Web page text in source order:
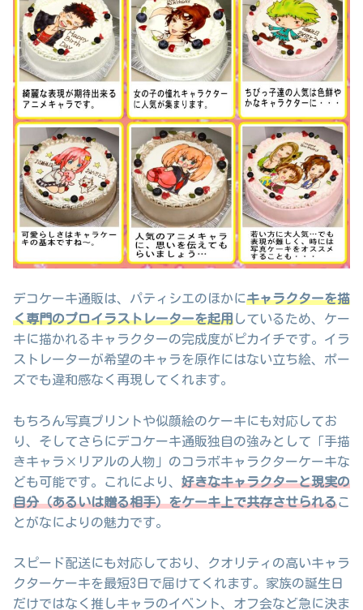
デコケーキ通販は、パティシエのほかにキャラクターを描
く専門のプロイラストレーターを起用しているため、ケー
キに描かれるキャラクターの完成度がピカイチです。イラ
ストレーターが希望のキャラを原作にはない立ち絵、ポー
ズでも違和感なく再現してくれます。
もちろん写真プリントや似顔絵のケーキにも対応してお
り、そしてさらにデコケーキ通販独自の強みとして「手描
きキャラ×リアルの人物」のコラボキャラクターケーキな
ども可能です。これにより、 好きなキャラクターと現実の
自分（あるいは贈る相手）をケーキ上で共存させられるこ
とがなによりの魅力です。
スピード配送にも対応しており、クオリティの高いキャラ
クターケーキを最短3日で届けてくれます。家族の誕生日
だけではなく推しキャラのイベント、オフ会など急に決ま